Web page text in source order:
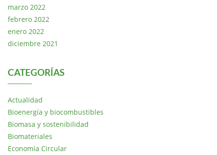
marzo 2022
febrero 2022
enero 2022
diciembre 2021
CATEGORÍAS
Actualidad
Bioenergía y biocombustibles
Biomasa y sostenibilidad
Biomateriales
Economía Circular